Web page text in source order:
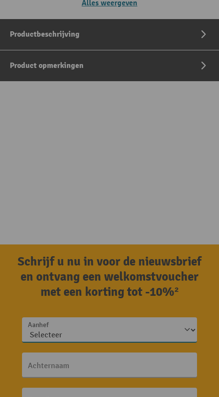
Alles weergeven
Productbeschrijving
Product opmerkingen
Schrijf u nu in voor de nieuwsbrief
en ontvang een welkomstvoucher
met een korting tot -10%²
Aanhef
Achternaam